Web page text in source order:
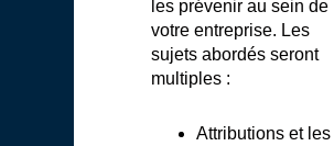
les prévenir au sein de
votre entreprise. Les
sujets abordés seront
multiples :
Attributions et les